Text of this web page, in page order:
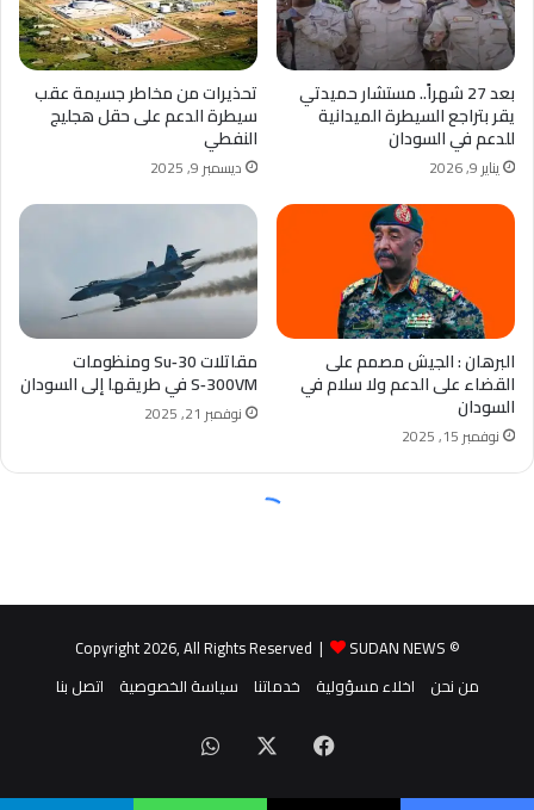
© Copyright 2026, All Rights Reserved |
SUDAN NEWS
من نحن
اخلاء مسؤولية خدماتنا سياسة الخصوصية اتصل بنا
فيسبوك واتساب